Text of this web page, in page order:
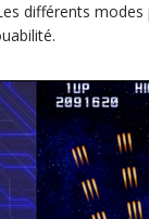
différents